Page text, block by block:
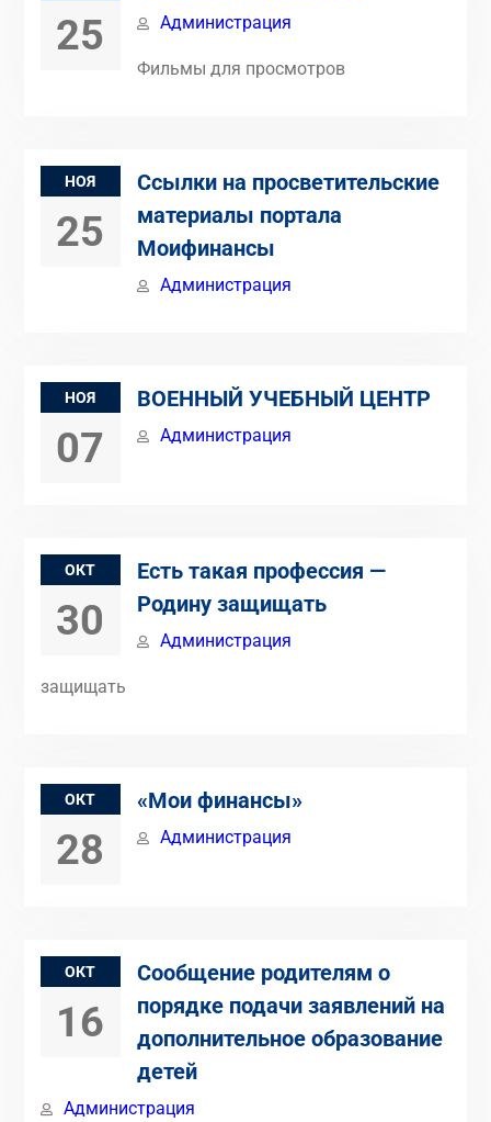
25 Администрация
Фильмы для просмотров
НОЯ
25
Ссылки на просветительские
материалы портала
Моифинансы
Администрация
НОЯ
07
ВОЕННЫЙ УЧЕБНЫЙ ЦЕНТР
Администрация
ОКТ
30
Есть такая профессия —
Родину защищать
Администрация
защищать
ОКТ
28
«Мои финансы»
Администрация
ОКТ
16
Сообщение родителям о
порядке подачи заявлений на
дополнительное образование
детей
Администрация